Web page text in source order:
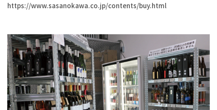
https://www.sasanokawa.co.jp/contents/buy.html